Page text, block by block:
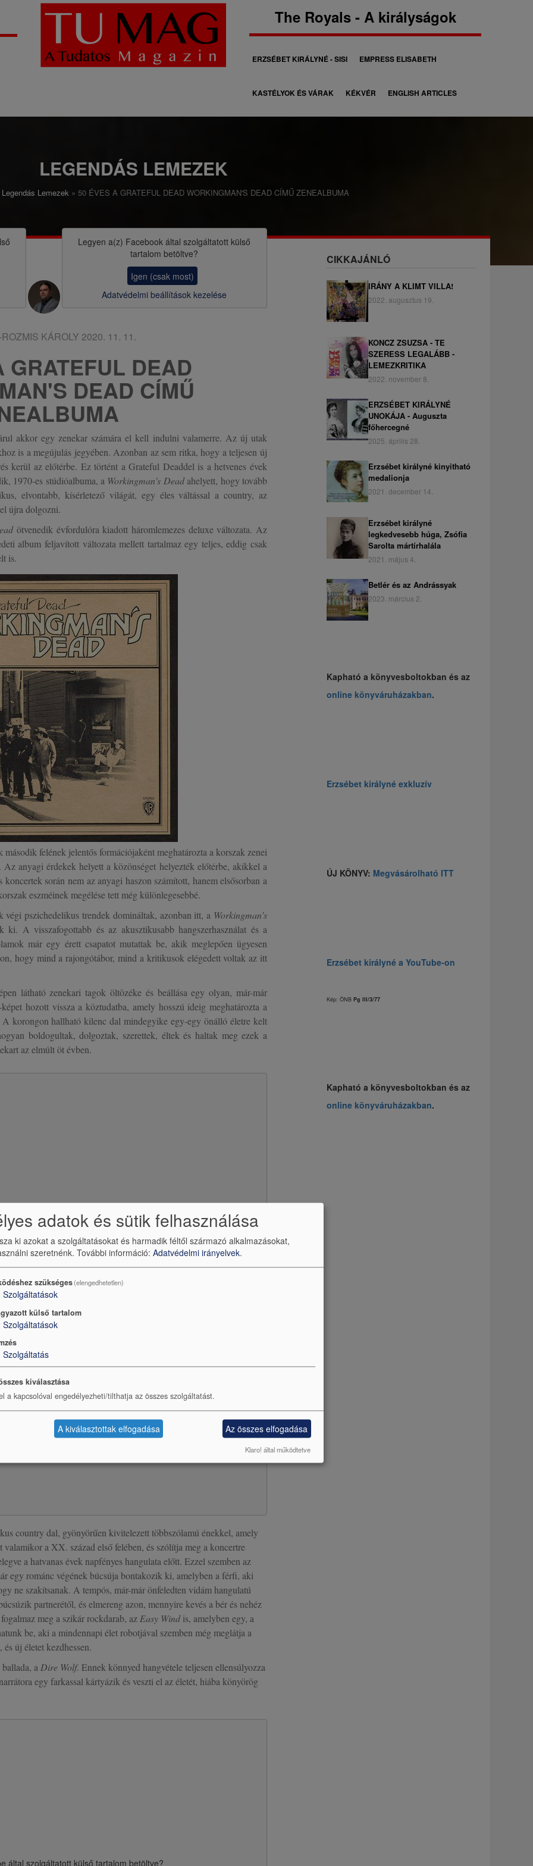
The Royals - A királyságok
M
á
s
o
g
o
s
ERZSÉBET KIRÁLYNÉ - SISI EMPRESS ELISABETH
KASTÉLYOK ÉS VÁRAK KÉKVÉR ENGLISH ARTICLES
LEGENDÁS LEMEZEK
Legendás Lemezek 50 ÉVES A GRATEFUL DEAD WORKINGMAN'S DEAD CÍMŰ ZENEALBUMA
Legyen a(z) Facebook által szolgáltatott külső
tartalom betöltve?
Igen (csak most)
Adatvédelmi beállítások kezelése
KÁROLY 2020. 11. 11.
GRATEFUL DEAD
DEAD CÍMŰ
akkor egy zenekar számára el kell indulni valamerre. Az új utak
is a megújulás jegyében. Azonban az sem ritka, hogy a teljesen új
kerül az előtérbe. Ez történt a Grateful Deaddel is a hetvenes évek
1970-es stúdióalbuma, a Workingman’s Deadahelyett, hogy tovább
elvontabb, kísérletező világát, egy éles váltással a country, az
újra dolgozni.
ötvenedik évfordulóra kiadott háromlemezes deluxe változata. Az
album feljavított változata mellett tartalmaz egy teljes, eddig csak
is.
felének jelentős formációjaként meghatározta a korszak zenei
anyagi érdekek helyett a közönséget helyezték előtérbe, akikkel a
során nem az anyagi haszon számított, hanem elsősorban a
eszméinek megélése tett még különlegesebbé.
végi pszichedelikus trendek domináltak, azonban itt, a Workingman’s
ki. A visszafogottabb és az akusztikusabb hangszerhasználat és a
már egy érett csapatot mutattak be, akik meglepően ügyesen
hogy mind a rajongótábor, mind a kritikusok elégedett voltak az itt
látható zenekari tagok öltözéke és beállása egy olyan, már-már
hozott vissza a köztudatba, amely hosszú ideig meghatározta a
korongon hallható kilenc dal mindegyike egy-egy önálló életre kelt
boldogultak, dolgoztak, szerettek, éltek és haltak meg ezek a
az elmúlt öt évben.
Igen (csak most)
beállítások kezelése
country dal, gyönyörűen kivitelezett többszólamú énekkel, amely
a XX. század első felében, és szólítja meg a koncertre
a hatvanas évek napfényes hangulata előtt. Ezzel szemben az
egy románc végének búcsúja bontakozik ki, amelyben a férfi, aki
ne szakítsanak. A tempós, már-már önfeledten vidám hangulatú
partnerétől, és elmereng azon, mennyire kevés a bér és nehéz
meg a szikár rockdarab, az Easy Windis, amelyben egy, a
be, aki a mindennapi élet robotjával szemben még meglátja a
új életet kezdhessen.
a Dire Wolf. Ennek könnyed hangvétele teljesen ellensúlyozza
egy farkassal kártyázik és veszti el az életét, hiába könyörög
által szolgáltatott külső tartalom betöltve?
CIKKAJÁNLÓ
IRÁNY A KLIMT VILLA!
2022. augusztus 19.
KONCZ ZSUZSA - TE
SZERESS LEGALÁBB -
LEMEZKRITIKA
2022. november 8.
ERZSÉBET KIRÁLYNÉ
UNOKÁJA - Auguszta
főhercegné
2025. április 28.
Erzsébet királyné kinyitható
medalionja
2021. december 14.
Erzsébet királyné
legkedvesebb húga, Zsófia
Sarolta mártírhalála
2021. május 4.
Betlér és az Andrássyak
2023. március 2.
Kapható a könyvesboltokban és az
online könyváruházakban.
Erzsébet királyné exkluzív
ÚJ KÖNYV: Megvásárolható ITT
Erzsébet királyné a YouTube-on
Kép: ÖNB Pg III/3/77
Kapható a könyvesboltokban és az
online könyváruházakban.
adatok és sütik felhasználása
ki azokat a szolgáltatásokat és harmadik féltől származó alkalmazásokat,
szeretnénk. További információ: Adatvédelmi irányelvek.
szükséges(elengedhetetlen)
Szolgáltatások
külső tartalom
Szolgáltatások
Szolgáltatás
kiválasztása
a kapcsolóval engedélyezheti/tilthatja az összes szolgáltatást.
A kiválasztottak elfogadása Az összes elfogadása
Klaro! által működtetve